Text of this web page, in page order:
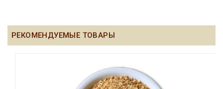
РЕКОМЕНДУЕМЫЕ ТОВАРЫ